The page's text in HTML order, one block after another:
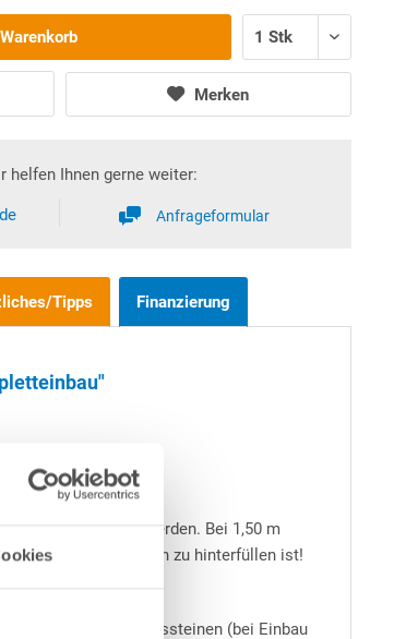
Merken
helfen Ihnen gerne weiter:
Anfrageformular
Finanzierung
Tipps
ganz eingebaut werden. Bei 1,50 m
stets mit Magerbeton zu hinterfüllen ist!
sowie Schalungssteinen (bei Einbau